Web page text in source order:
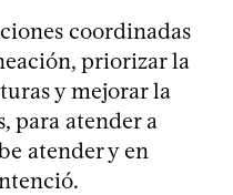
coordinadas
priorizar la
y mejorar la
para atender a
atender y en